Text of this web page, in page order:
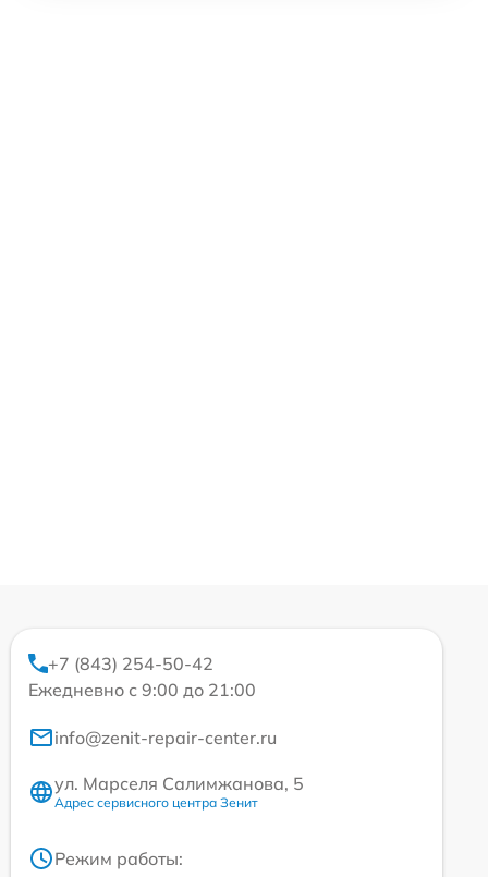
+7 (843) 254-50-42
Ежедневно с 9:00 до 21:00
info@zenit-repair-center.ru
ул. Марселя Салимжанова, 5
Адрес сервисного центра Зенит
Режим работы: